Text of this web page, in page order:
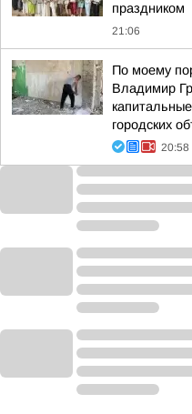
праздником
21:06
По моему
Владимир
городских
20:58